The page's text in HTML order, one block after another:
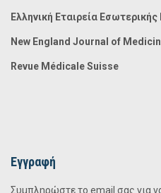
Ελληνική Εταιρεία
New England Journal of
Revue Médicale Suisse
Εγγραφή
Συμπληρώστε το email σας για